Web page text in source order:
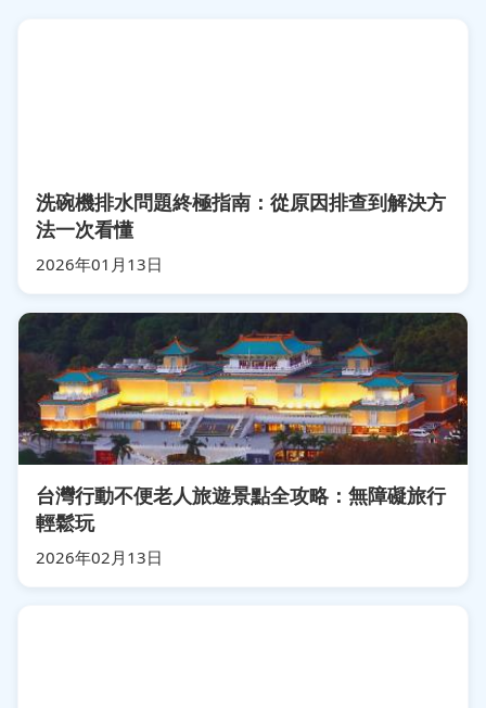
洗碗機排水問題終極指南：從原因排查到解決方
法一次看懂
2026年01月13日
台灣行動不便老人旅遊景點全攻略：無障礙旅行
輕鬆玩
2026年02月13日